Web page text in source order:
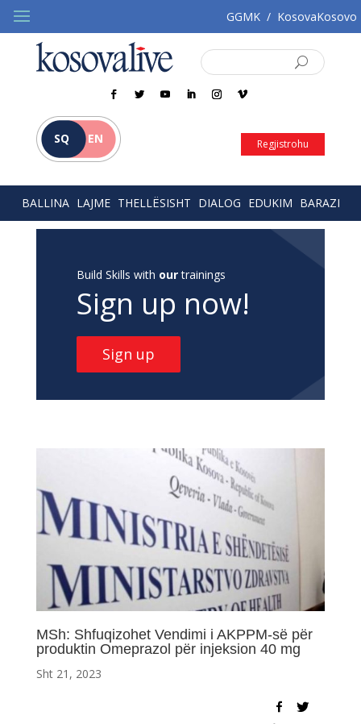
GGMK / KosovaKosovo
SQ EN Regjistrohu
BALLINA LAJME THELLËSISHT DIALOG EDUKIM BARAZI
Build Skills with ourtrainings
Sign up now!
Sign up
MSh: Shfuqizohet Vendimi i AKPPM-së për
produktin Omeprazol për injeksion 40 mg
Sht 21, 2023